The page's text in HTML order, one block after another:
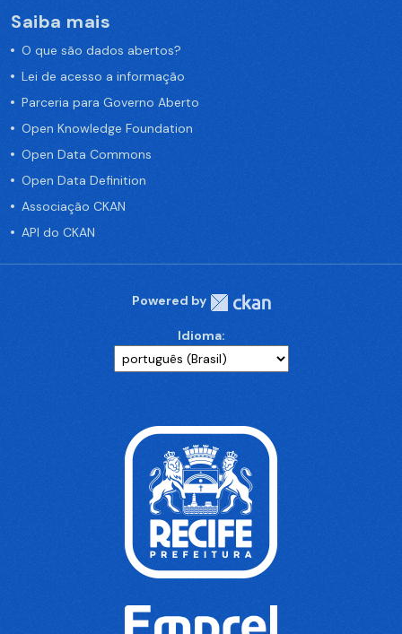
Saiba mais
O que são dados abertos?
Lei de acesso a informação
Parceria para Governo Aberto
Open Knowledge Foundation
Open Data Commons
Open Data Definition
Associação CKAN
API do CKAN
Powered by
Idioma